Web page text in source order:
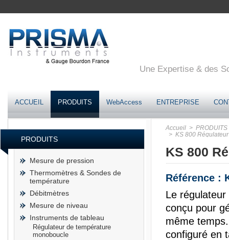
Une Expertise & des
ACCUEIL PRODUITS WebAccess ENTREPRISE
PRODUITS
Mesure de pression
Thermomètres & Sondes de
température
Débitmètres
Mesure de niveau
Instruments de tableau
Régulateur de température
monoboucle
Accueil > PRODUITS
> KS 800
KS 800
Référence :
Le
conçu pour
même
configuré en